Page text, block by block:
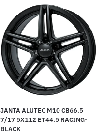
JANTA ALUTEC M10 CB66.5
7/17 5X112 ET44.5 RACING-
BLACK